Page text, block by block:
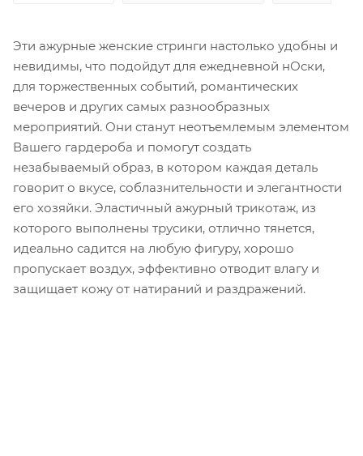
Эти ажурные женские стринги настолько удобны и
невидимы, что подойдут для ежедневной нОски,
для торжественных событий, романтических
вечеров и других самых разнообразных
мероприятий. Они станут неотъемлемым элементом
Вашего гардероба и помогут создать
незабываемый образ, в котором каждая деталь
говорит о вкусе, соблазнительности и элегантности
его хозяйки. Эластичный ажурный трикотаж, из
которого выполнены трусики, отлично тянется,
идеально садится на любую фигуру, хорошо
пропускает воздух, эффективно отводит влагу и
защищает кожу от натираний и раздражений.